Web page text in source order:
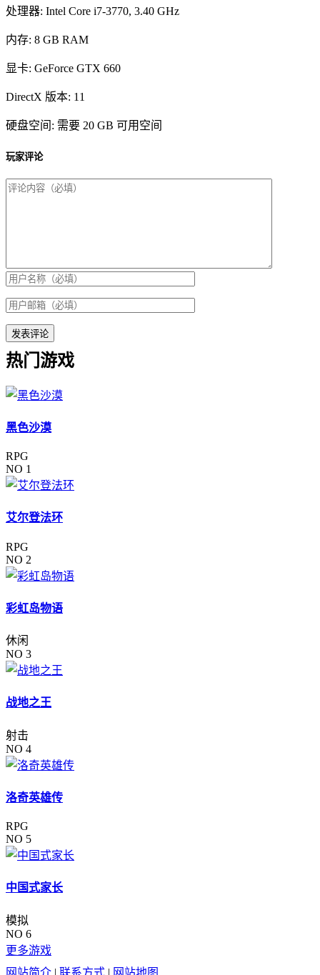
处理器: Intel Core i7-3770, 3.40 GHz
内存: 8 GB RAM
显卡: GeForce GTX 660
DirectX 版本: 11
硬盘空间: 需要 20 GB 可用空间
玩家评论
热门游戏
黑色沙漠
RPG
NO 1
艾尔登法环
RPG
NO 2
彩虹岛物语
休闲
NO 3
战地之王
射击
NO 4
洛奇英雄传
RPG
NO 5
中国式家长
模拟
NO 6
更多游戏
网站简介 | 联系方式 | 网站地图